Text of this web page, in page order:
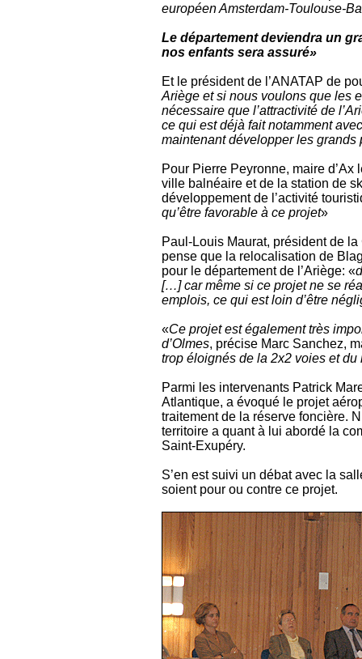
européen Amsterdam-Toulouse-
Le département deviendra un
nos enfants sera assuré»
Et le président de l’ANATAP de
Ariège et si nous voulons que les
nécessaire que l’attractivité de
ce qui est déjà fait notamment
maintenant développer les grands
Pour Pierre Peyronne, maire
ville balnéaire et de la station de
développement de l’activité
qu’être favorable à ce projet»
Paul-Louis Maurat, président de
pense que la relocalisation de
pour le département de l’Ariège: «
[…] car même si ce projet ne se
emplois, ce qui est loin d’être
«Ce projet est également très
d’Olmes, précise Marc Sanchez,
trop éloignés de la 2x2 voies et du
Parmi les intervenants Patrick
Atlantique, a évoqué le projet
traitement de la réserve foncière.
territoire a quant à lui abordé la
Saint-Exupéry.
S’en est suivi un débat avec la
soient pour ou contre ce projet.